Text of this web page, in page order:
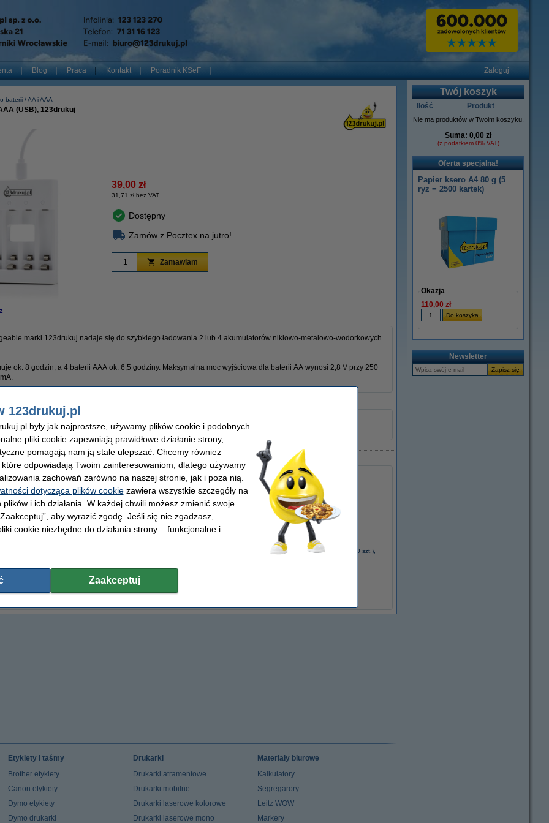
Blog Praca Kontakt Poradnik KSeF Zaloguj
baterii AA i AAA
(USB), 123drukuj
39,00 zł
31,71 zł bez VAT
Dostępny
Zamów z Pocztex na jutro!
Zamawiam
marki 123drukuj nadaje się do szybkiego ładowania 2 lub 4 akumulatorów niklowo-metalowo-wodorkowych
ok. 8 godzin, a 4 baterii AAA ok. 6,5 godziny. Maksymalna moc wyjściowa dla baterii AA wynosi 2,8 V przy 250
Bezpieczeństwo:
Papier ksero A4 80 g/m2 (2500 szt.),
Twój koszyk
Ilość Produkt
Nie ma produktów w Twoim koszyku.
Suma: 0,00 zł
(z podatkiem 0% VAT)
Oferta specjalna!
Papier ksero A4 80 g (5
ryz = 2500 kartek)
Okazja
110,00 zł
Newsletter
Etykiety i taśmy
Brother etykiety
Canon etykiety
Dymo etykiety
Dymo drukarki
Drukarki
Drukarki atramentowe
Drukarki mobilne
Drukarki laserowe kolorowe
Drukarki laserowe mono
Materiały biurowe
Kalkulatory
Segregarory
Leitz WOW
Markery
123drukuj.pl
były jak najprostsze, używamy plików cookie i podobnych
pliki cookie zapewniają prawidłowe działanie strony,
pomagają nam ją stale ulepszać. Chcemy również
odpowiadają Twoim zainteresowaniom, dlatego używamy
zachowań zarówno na naszej stronie, jak i poza nią.
dotycząca plików cookiezawiera wszystkie szczegóły na
i ich działania. W każdej chwili możesz zmienić swoje
aby wyrazić zgodę. Jeśli się nie zgadzasz,
cookie niezbędne do działania strony – funkcjonalne i
Zaakceptuj